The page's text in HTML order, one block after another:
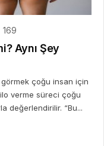
169
Aynı Şey
görmek çoğu insan için
verme süreci çoğu
değerlendirilir. “Bu...